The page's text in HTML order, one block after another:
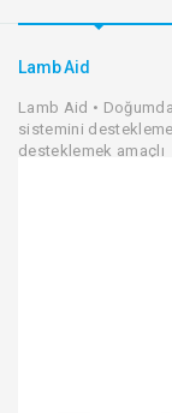
Lamb Aid
Lamb Aid •
sistemini
desteklemek amaçlı